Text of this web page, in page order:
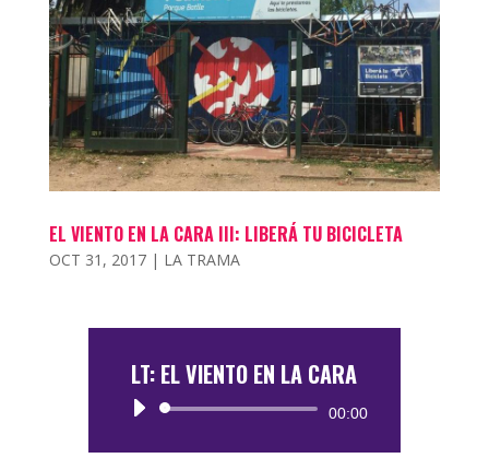
EL VIENTO EN LA CARA III: LIBERÁ TU BICICLETA
OCT 31, 2017| LA TRAMA
LT: EL VIENTO EN LA CARA
Reproductor
00:00